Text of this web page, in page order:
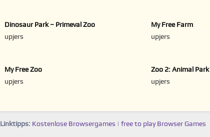
Dinosaur Park – Primeval Zoo
upjers
My Free Farm
upjers
My Free Zoo
upjers
Zoo 2: Animal Park
upjers
Linktipps: Kostenlose Browsergames | free to play Browser Games